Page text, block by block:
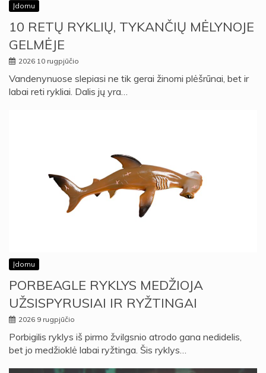
Įdomu
10 RETŲ RYKLIŲ, TYKANČIŲ MĖLYNOJE
GELMĖJE
2026 10 rugpjūčio
Vandenynuose slepiasi ne tik gerai žinomi plėšrūnai, bet ir
labai reti rykliai. Dalis jų yra…
Įdomu
PORBEAGLE RYKLYS MEDŽIOJA
UŽSISPYRUSIAI IR RYŽTINGAI
2026 9 rugpjūčio
Porbigilis ryklys iš pirmo žvilgsnio atrodo gana nedidelis,
bet jo medžioklė labai ryžtinga. Šis ryklys…